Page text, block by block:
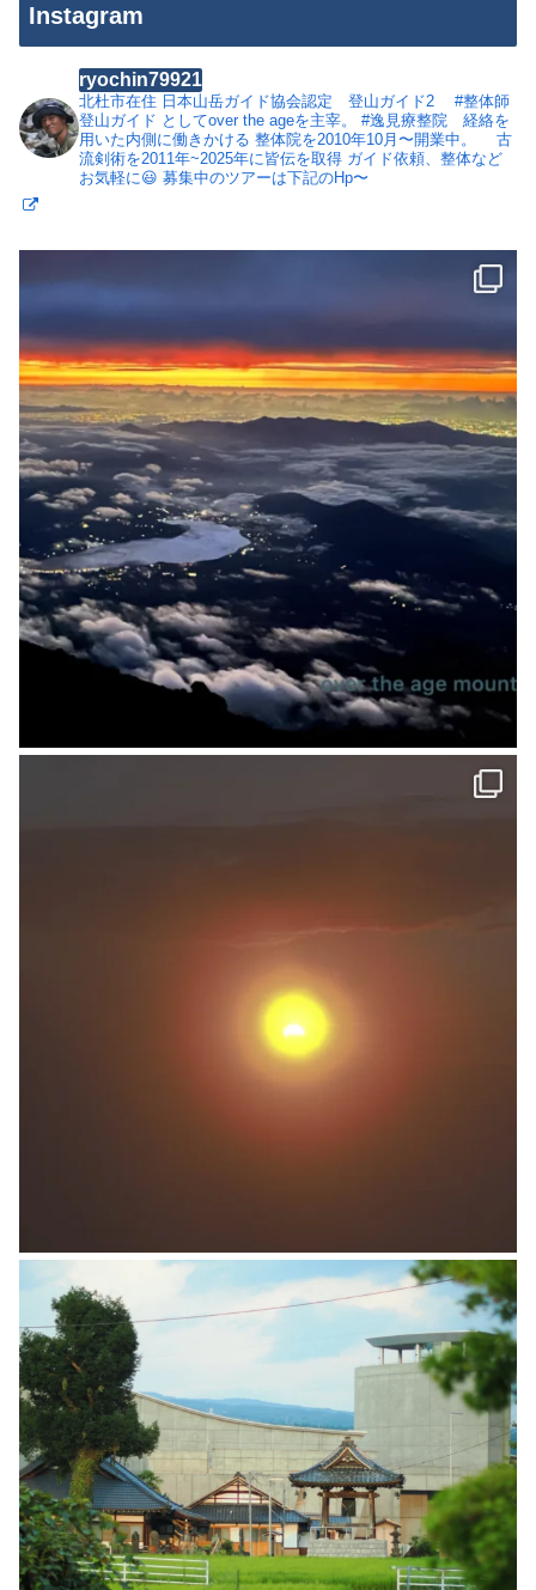
Instagram
ryochin79921
北杜市在住 日本山岳ガイド協会認定 登山ガイド2
#整体師
登山ガイド としてover the ageを主宰。
#逸見療整院 経絡を
用いた内側に働きかける 整体院を2010年10月〜開業中。
古
流剣術を2011年~2025年に皆伝を取得 ガイド依頼、整体など
お気軽に😃 募集中のツアーは下記のHp〜